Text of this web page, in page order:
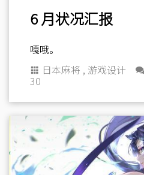
6 月状况汇报
嘎哦。
日本麻将 , 游戏设计
30